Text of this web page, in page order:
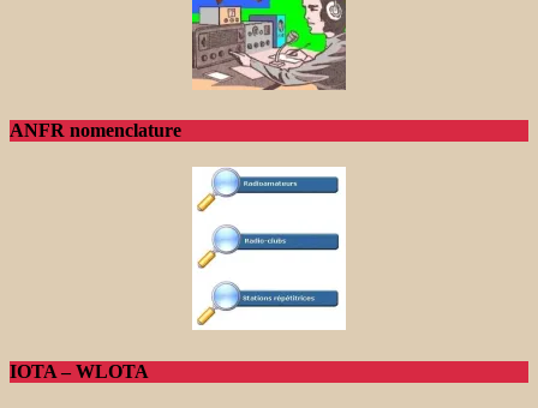
ANFR nomenclature
IOTA – WLOTA